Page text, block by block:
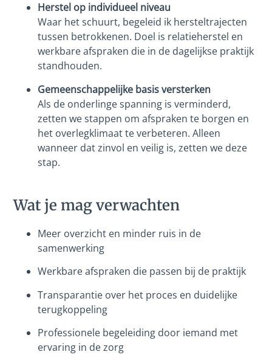
Herstel op individueel niveau
Waar het schuurt, begeleid ik hersteltrajecten
tussen betrokkenen. Doel is relatieherstel en
werkbare afspraken die in de dagelijkse praktijk
standhouden.
Gemeenschappelijke basis versterken
Als de onderlinge spanning is verminderd,
zetten we stappen om afspraken te borgen en
het overlegklimaat te verbeteren. Alleen
wanneer dat zinvol en veilig is, zetten we deze
stap.
Wat je mag verwachten
Meer overzicht en minder ruis in de
samenwerking
Werkbare afspraken die passen bij de praktijk
Transparantie over het proces en duidelijke
terugkoppeling
Professionele begeleiding door iemand met
ervaring in de zorg